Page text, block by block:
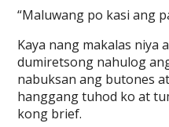
“Maluwang po kasi ang
Kaya nang makalas niya
dumiretsong nahulog
nabuksan ang butones
hanggang tuhod ko at
kong brief.